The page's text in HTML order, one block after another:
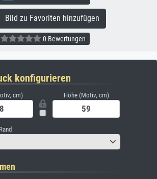
zu Favoriten hinzufügen
0 Bewertungen
konfigurieren
cm) Höhe (Motiv, cm)